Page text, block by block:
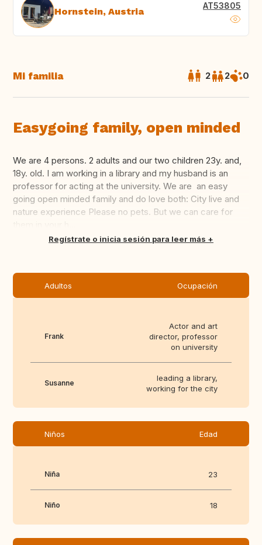
Hornstein, Austria AT53805
Mi familia 2 2 0
Easygoing family, open minded
We are 4 persons. 2 adults and our two children 23y. and,
18y. old. I am working in a library and my husband is an
professor for acting at the university. We are an easy
going open minded family and do love both: City live and
nature experience Please no pets. But we can care for
TraducirRegístrate o inicia sesión para leer más
Adultos Ocupación
Frank
Actor and art
director, professor
on university
Susanne
leading a library,
working for the city
Niños Edad
Niña 23
Niño 18